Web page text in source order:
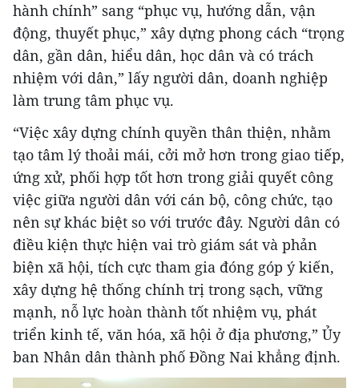
hành chính” sang “phục vụ, hướng dẫn, vận
động, thuyết phục,” xây dựng phong cách “trọng
dân, gần dân, hiểu dân, học dân và có trách
nhiệm với dân,” lấy người dân, doanh nghiệp
làm trung tâm phục vụ.
“Việc xây dựng chính quyền thân thiện, nhằm
tạo tâm lý thoải mái, cởi mở hơn trong giao tiếp,
ứng xử, phối hợp tốt hơn trong giải quyết công
việc giữa người dân với cán bộ, công chức, tạo
nên sự khác biệt so với trước đây. Người dân có
điều kiện thực hiện vai trò giám sát và phản
biện xã hội, tích cực tham gia đóng góp ý kiến,
xây dựng hệ thống chính trị trong sạch, vững
mạnh, nỗ lực hoàn thành tốt nhiệm vụ, phát
triển kinh tế, văn hóa, xã hội ở địa phương,” Ủy
ban Nhân dân thành phố Đồng Nai khẳng định.